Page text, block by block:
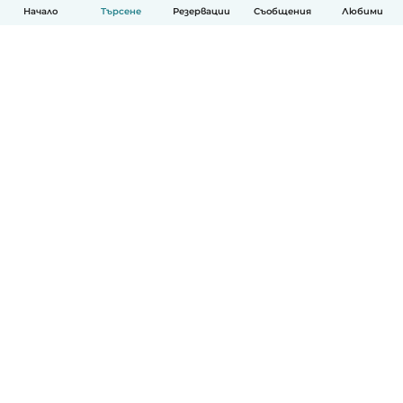
Начало Търсене Резервации Съобщения Любими